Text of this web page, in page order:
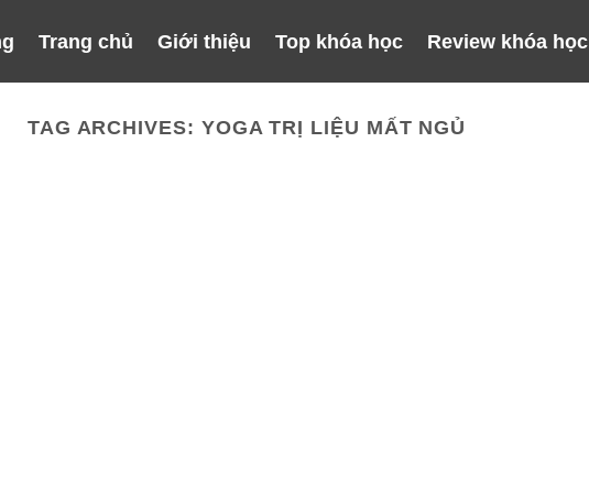
Trang chủ Giới thiệu Top khóa học Review khóa học
TAG ARCHIVES: YOGA TRỊ LIỆU MẤT NGỦ